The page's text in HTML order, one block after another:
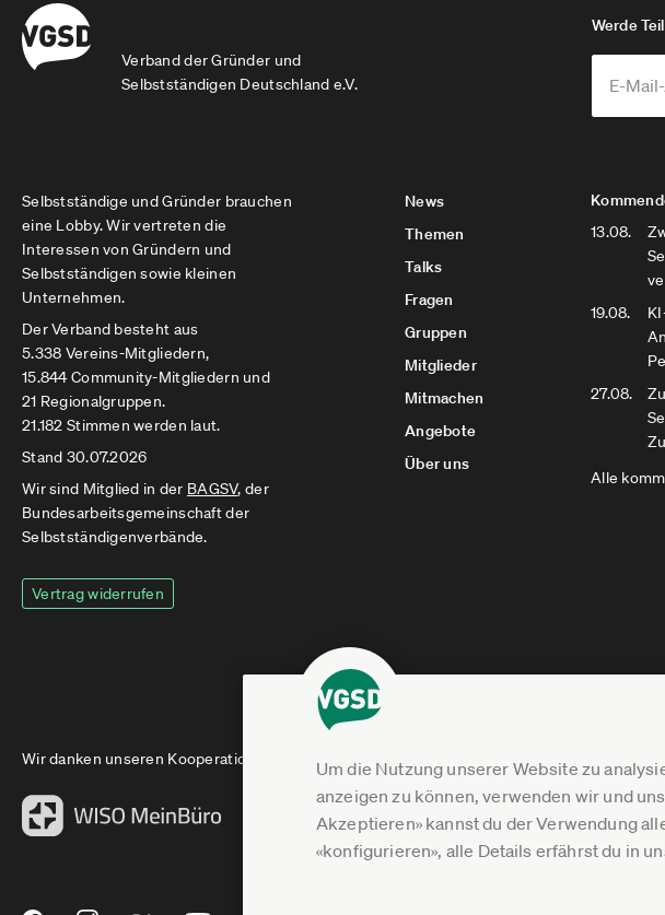
Um die Nutzung unserer Website zu
anzeigen zu können, verwenden wir und
Akzeptieren» kannst du der Verwendung
«konfigurieren», alle Details erfährst du in
Verband der Gründer und
Selbstständigen Deutschland e.V.
Werde
Selbstständige und Gründer brauchen
eine Lobby. Wir vertreten die
Interessen von Gründern und
Selbstständigen sowie kleinen
Unternehmen.
Der Verband besteht aus
5.338 Vereins-Mitgliedern,
15.844 Community-Mitgliedern und
21 Regionalgruppen.
21.182 Stimmen werden laut.
Stand 30.07.2026
Wir sind Mitglied in der BAGSV, der
Bundesarbeitsgemeinschaft der
Selbstständigenverbände.
Vertrag widerrufen
News
Themen
Talks
Fragen
Gruppen
Mitglieder
Mitmachen
Angebote
Über uns
13.08.
19.08.
27.08.
Alle
Wir danken unseren Kooperationspartnern